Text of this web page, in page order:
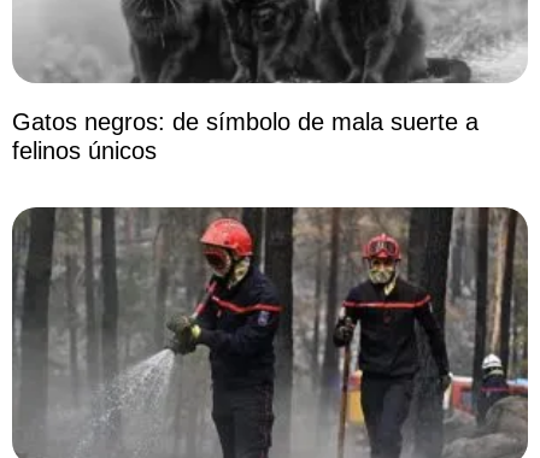
Gatos negros: de símbolo de mala suerte a
felinos únicos